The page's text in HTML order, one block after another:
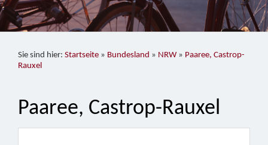
Sie sind hier: Startseite » Bundesland » NRW » Paaree, Castrop-
Rauxel
Paaree, Castrop-Rauxel